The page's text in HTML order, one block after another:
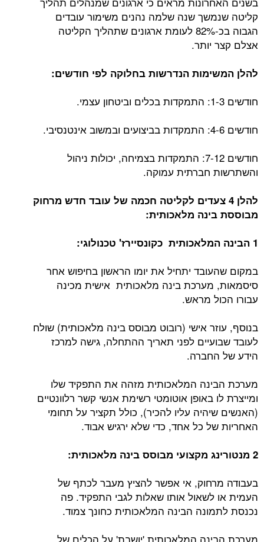
קליטה שנמשך שנה שלמה נהנים משימור עובדים
הגבוה בכ-82% לעומת ארגונים שתהליך הקליטה
אצלם קצר יותר.
להלן המשימות הנדרשות בחלוקה לפי חודשים:
חודשים 1-3: התמקדות בכלים וביטחון עצמי.
חודשים 4-6: התמקדות בביצועים ובמשוב אינטנסיבי.
חודשים 7-12: התמקדות בצמיחה, יכולות ניהול
והשתרשות חברתית עמוקה.
להלן 4 צעדים לקליטה חכמה של עובד חדש מרחוק
מבוססת בינה מלאכותית:
1 הבינה המלאכותית כקונסיירז' טכנולוגי:
במקום שהעובד יתחיל את יומו הראשון בחיפוש אחר
סיסמאות, מערכת בינה מלאכותית אישית מכינה
עבורו הכול מראש.
בנוסף, עוזר אישי (רובוט מבוסס בינה מלאכותית) שולח
לעובד שבועיים לפני תאריך ההתחלה, גישה למרכז
הידע של החברה.
מערכת הבינה המלאכותית מזהה את התפקיד שלו
ומייצרת לו באופן אוטומטי רשימת אנשי קשר רלוונטיים
(האנשים שיהיה עליו להכיר), כולל תקציר על תחומי
האחריות של כל אחד, כדי שלא ירגיש אבוד.
2 מנטורינג מקצועי מבוסס בינה מלאכותית:
בעבודה מרחוק, אי אפשר להציץ מעבר לכתף של
העמית או לשאול אותו שאלות לגבי התפקיד. פה
נכנסת לתמונה הבינה המלאכותית כחונך צמוד.
מערכת הבינה המלאכותית 'יושבת' על הכלים של